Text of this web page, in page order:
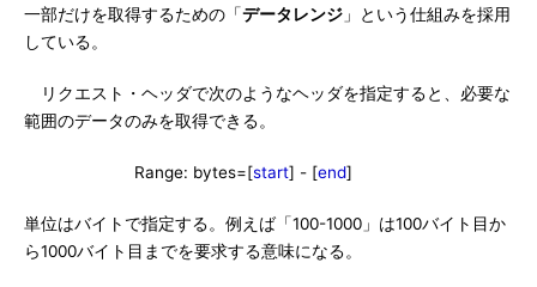
一部だけを取得するための「データレンジ 」という仕組みを採用
している。
リクエスト・ヘッダで次のようなヘッダを指定すると、必要な
範囲のデータのみを取得できる。
Range: bytes=[start] - [end]
単位はバイトで指定する。例えば「100-1000」は100バイト目か
ら1000バイト目までを要求する意味になる。